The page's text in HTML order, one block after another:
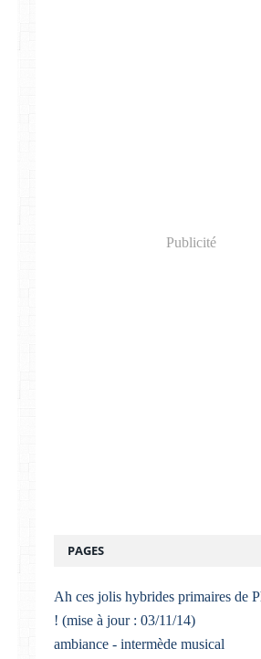
Publicité
PAGES
Ah ces jolis hybrides primaires de
! (mise à jour : 03/11/14)
ambiance - intermède musical